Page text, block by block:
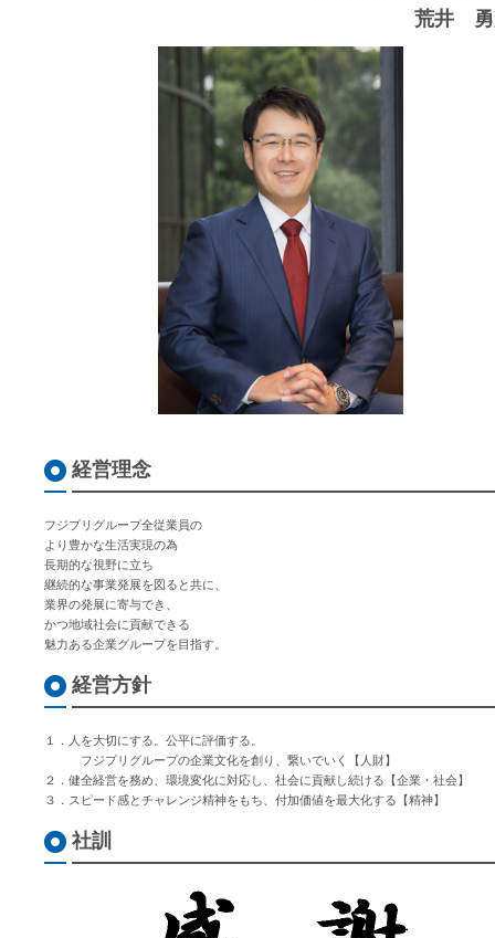
荒井 勇
経営理念
フジプリグループ全従業員の
より豊かな生活実現の為
長期的な視野に立ち
継続的な事業発展を図ると共に、
業界の発展に寄与でき、
かつ地域社会に貢献できる
魅力ある企業グループを目指す。
経営方針
１．人を大切にする。公平に評価する。
フジプリグループの企業文化を創り、繋いでいく【人財】
２．健全経営を務め、環境変化に対応し、社会に貢献し続ける【企業・社会】
３．スピード感とチャレンジ精神をもち、付加価値を最大化する【精神】
社訓